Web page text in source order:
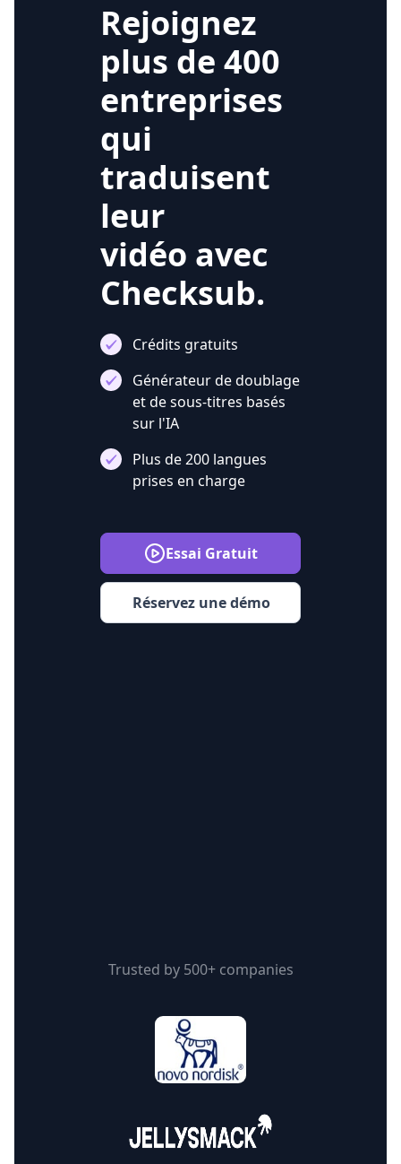
Rejoignez
plus de 400
entreprises
qui
traduisent
leur
vidéo avec
Checksub.
Crédits gratuits
Générateur de doublage
et de sous-titres basés
sur l'IA
Plus de 200 langues
prises en charge
Réservez une démo
Essai Gratuit
Trusted by 500+ companies